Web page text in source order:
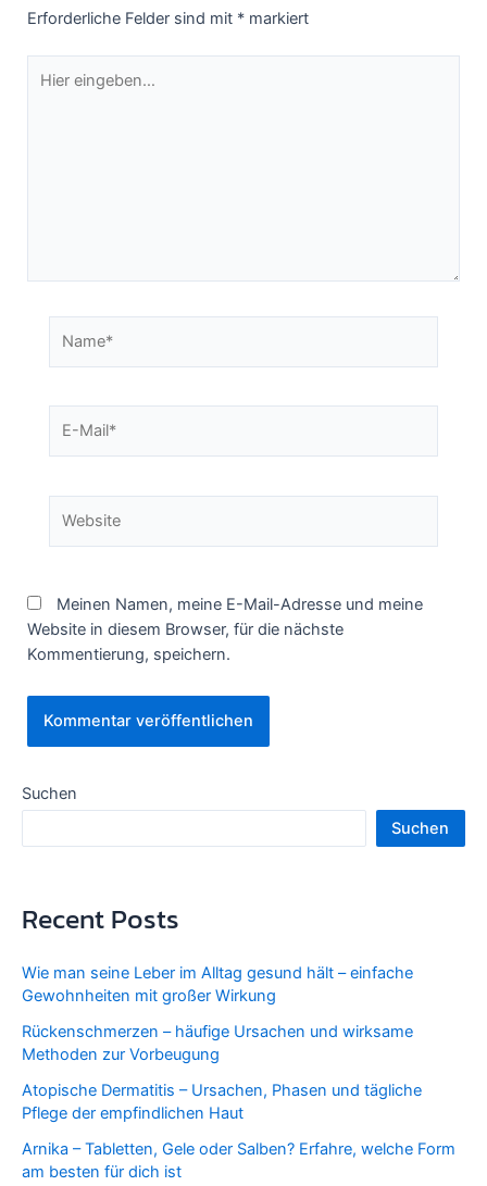
Erforderliche Felder sind mit * markiert
eingeben…
Mail*
Meinen Namen, meine E-Mail-Adresse und meine
Website in diesem Browser, für die nächste
Kommentierung, speichern.
Suchen
Suchen
Recent Posts
Wie man seine Leber im Alltag gesund hält – einfache
Gewohnheiten mit großer Wirkung
Rückenschmerzen – häufige Ursachen und wirksame
Methoden zur Vorbeugung
Atopische Dermatitis – Ursachen, Phasen und tägliche
Pflege der empfindlichen Haut
Arnika – Tabletten, Gele oder Salben? Erfahre, welche Form
am besten für dich ist